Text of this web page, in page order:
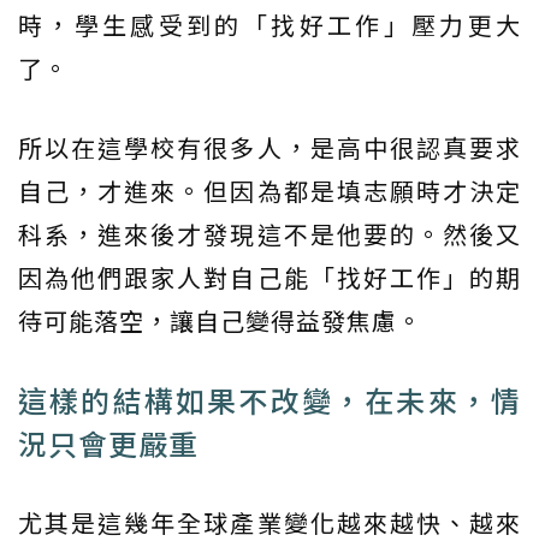
時，學生感受到的「找好工作」壓力更大
了。
所以在這學校有很多人，是高中很認真要求
自己，才進來。但因為都是填志願時才決定
科系，進來後才發現這不是他要的。然後又
因為他們跟家人對自己能「找好工作」的期
待可能落空，讓自己變得益發焦慮。
這樣的結構如果不改變，在未來，情
況只會更嚴重
尤其是這幾年全球產業變化越來越快、越來